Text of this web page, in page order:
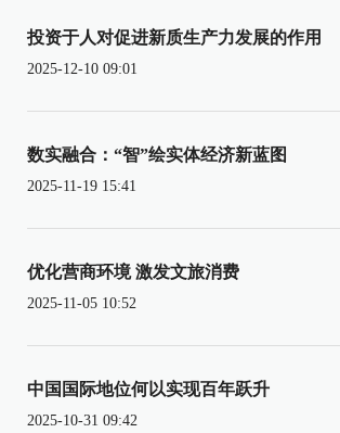
投资于人对促进新质生产力发展的作用
2025-12-10 09:01
数实融合：“智”绘实体经济新蓝图
2025-11-19 15:41
优化营商环境 激发文旅消费
2025-11-05 10:52
中国国际地位何以实现百年跃升
2025-10-31 09:42